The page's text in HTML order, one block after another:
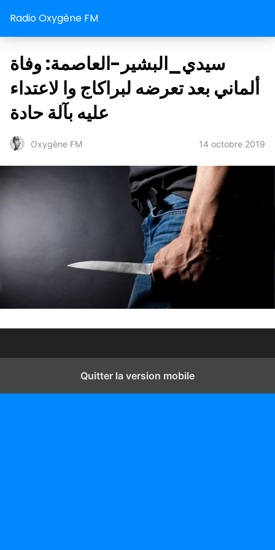
Radio Oxygène FM
سيدي_البشير-العاصمة: وفاة
ألماني بعد تعرضه لبراكاج وا لاعتداء
عليه بآلة حادة
Oxygène FM 14 octobre 2019
Quitter la version mobile